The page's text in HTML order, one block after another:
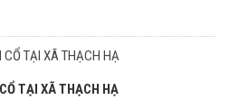
TẠI XÃ THẠCH HẠ